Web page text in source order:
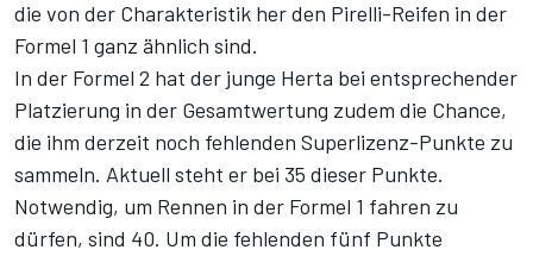
die von der Charakteristik her den Pirelli-Reifen in der
Formel 1 ganz ähnlich sind.
In der Formel 2 hat der junge Herta bei entsprechender
Platzierung in der Gesamtwertung zudem die Chance,
die ihm derzeit noch fehlenden Superlizenz-Punkte zu
sammeln. Aktuell steht er bei 35 dieser Punkte.
Notwendig, um Rennen in der Formel 1 fahren zu
dürfen, sind 40. Um die fehlenden fünf Punkte